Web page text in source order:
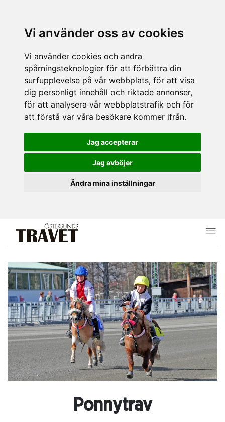
Vi använder oss av cookies
Vi använder cookies och andra
spårningsteknologier för att förbättra din
surfupplevelse på vår webbplats, för att visa
dig personligt innehåll och riktade annonser,
för att analysera vår webbplatstrafik och för
att förstå var våra besökare kommer ifrån.
Jag accepterar
Jag avböjer
Ändra mina inställningar
Ponnytrav